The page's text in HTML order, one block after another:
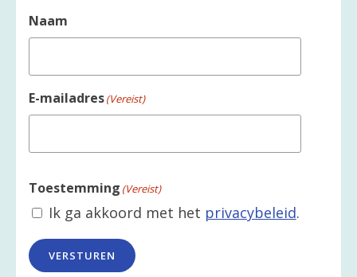
Naam
E-mailadres(Vereist)
Toestemming (Vereist)
Ik ga akkoord met het privacybeleid.
VERSTUREN